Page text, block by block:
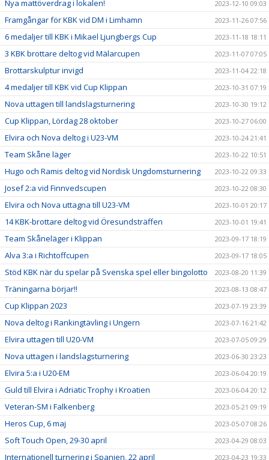
Nya mattöverdrag i lokalen! 2023-12-10 09:03
Framgångar för KBK vid DM i Limhamn 2023-11-26 07:56
6 medaljer till KBK i Mikael Ljungbergs Cup 2023-11-18 18:11
3 KBK brottare deltog vid Mälarcupen 2023-11-07 07:05
Brottarskulptur invigd 2023-11-04 22:18
4 medaljer till KBK vid Cup Klippan 2023-10-31 07:19
Nova uttagen till landslagsturnering 2023-10-30 19:12
Cup Klippan, Lördag 28 oktober 2023-10-27 06:00
Elvira och Nova deltog i U23-VM 2023-10-24 21:41
Team Skåne läger 2023-10-22 10:51
Hugo och Ramis deltog vid Nordisk Ungdomsturnering 2023-10-22 09:33
Josef 2:a vid Finnvedscupen 2023-10-22 08:30
Elvira och Nova uttagna till U23-VM 2023-10-01 20:17
14 KBK-brottare deltog vid Öresundsträffen 2023-10-01 19:41
Team Skåneläger i Klippan 2023-09-17 18:19
Alva 3:a i Richtoffcupen 2023-09-17 18:05
Stöd KBK när du spelar på Svenska spel eller bingolotto 2023-08-20 11:39
Träningarna börjar!! 2023-08-13 08:47
Cup Klippan 2023 2023-07-19 23:39
Nova deltog i Rankingtävling i Ungern 2023-07-16 21:42
Elvira uttagen till U20-VM 2023-07-05 09:29
Nova uttagen i landslagsturnering 2023-06-30 23:23
Elvira 5:a i U20-EM 2023-06-04 20:19
Guld till Elvira i Adriatic Trophy i Kroatien 2023-06-04 20:12
Veteran-SM i Falkenberg 2023-05-21 09:19
Heros Cup, 6 maj 2023-05-07 08:26
Soft Touch Open, 29-30 april 2023-04-29 08:03
Internationell turnering i Spanien, 22 april 2023-04-23 19:33